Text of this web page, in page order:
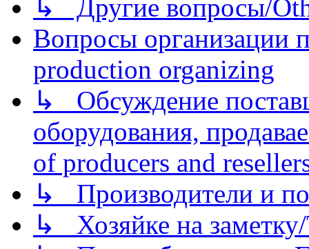
↳ Другие вопросы/
Вопросы организации
production organizing
↳ Обсуждение
оборудования,
of producers and
↳ Производители и
↳ Хозяйке на